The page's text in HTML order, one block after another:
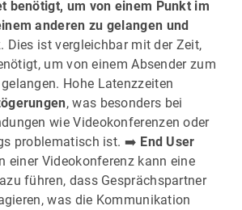
benötigt, um von einem Punkt im
anderen zu gelangen und
. Dies ist vergleichbar mit der Zeit,
um von einem Absender zum
Hohe Latenzzeiten
, was besonders bei
wie Videokonferenzen oder
problematisch ist. ➡️ End User
einer Videokonferenz kann eine
führen, dass Gesprächspartner
was die Kommunikation